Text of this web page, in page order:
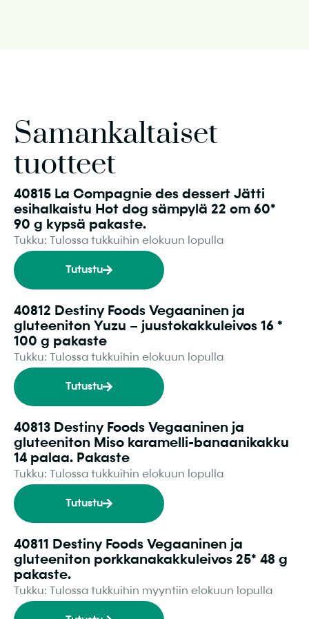
Samankaltaiset
tuotteet
40815 La Compagnie des dessert Jätti
esihalkaistu Hot dog sämpylä 22 cm 60*
90 g kypsä pakaste.
Tukku: Tulossa tukkuihin elokuun lopulla
Tutustu
40812 Destiny Foods Vegaaninen ja
gluteeniton Yuzu – juustokakkuleivos 16 *
100 g pakaste
Tukku: Tulossa tukkuihin elokuun lopulla
Tutustu
40813 Destiny Foods Vegaaninen ja
gluteeniton Miso karamelli-banaanikakku
14 palaa. Pakaste
Tukku: Tulossa tukkuihin elokuun lopulla
Tutustu
40811 Destiny Foods Vegaaninen ja
gluteeniton porkkanakakkuleivos 25* 48 g
pakaste.
Tukku: Tulossa tukkuihin myyntiin elokuun lopulla